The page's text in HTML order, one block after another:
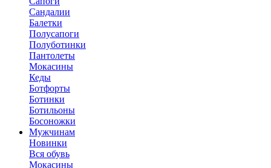
Сандалии
Балетки
Полусапоги
Полуботинки
Пантолеты
Мокасины
Кеды
Ботфорты
Ботинки
Ботильоны
Босоножки
Мужчинам
Новинки
Вся обувь
Мокасины